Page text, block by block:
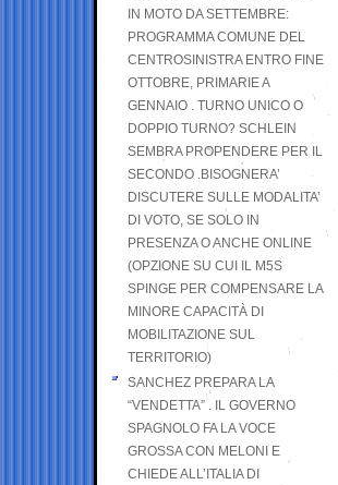
IN MOTO DA SETTEMBRE:
PROGRAMMA COMUNE DEL
CENTROSINISTRA ENTRO FINE
OTTOBRE, PRIMARIE A
GENNAIO . TURNO UNICO O
DOPPIO TURNO? SCHLEIN
SEMBRA PROPENDERE PER IL
SECONDO .BISOGNERA’
DISCUTERE SULLE MODALITA’
DI VOTO, SE SOLO IN
PRESENZA O ANCHE ONLINE
(OPZIONE SU CUI IL M5S
SPINGE PER COMPENSARE LA
MINORE CAPACITÀ DI
MOBILITAZIONE SUL
TERRITORIO)
SANCHEZ PREPARA LA
“VENDETTA” . IL GOVERNO
SPAGNOLO FA LA VOCE
GROSSA CON MELONI E
CHIEDE ALL’ITALIA DI